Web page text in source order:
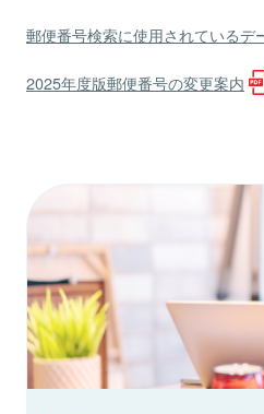
郵便番号検索に使用されているデ
2025年度版郵便番号の変更案内